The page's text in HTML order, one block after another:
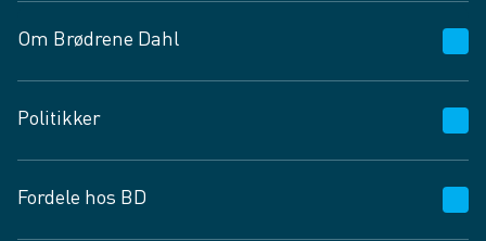
Om Brødrene Dahl
Vagttelefon 30 10 89 89
Spørgsmål og svar
Job og karriere
Politikker
Privatlivspolitik
Fordele hos BD